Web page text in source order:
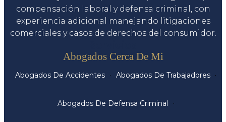
compensación laboral y defensa criminal, con
experiencia adicional manejando litigaciones
comerciales y casos de derechos del consumidor.
Abogados Cerca De Mi
Abogados De Accidentes Abogados De Trabajadores
Abogados De Defensa Criminal